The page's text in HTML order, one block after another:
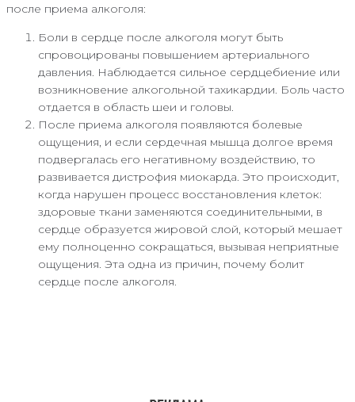
после приема алкоголя:
Боли в сердце после алкоголя могут быть
спровоцированы повышением артериального
давления. Наблюдается сильное сердцебиение или
возникновение алкогольной тахикардии. Боль часто
отдается в область шеи и головы.
После приема алкоголя появляются болевые
ощущения, и если сердечная мышца долгое время
подвергалась его негативному воздействию, то
развивается дистрофия миокарда. Это происходит,
когда нарушен процесс восстановления клеток:
здоровые ткани заменяются соединительными, в
сердце образуется жировой слой, который мешает
ему полноценно сокращаться, вызывая неприятные
ощущения. Эта одна из причин, почему болит
сердце после алкоголя.